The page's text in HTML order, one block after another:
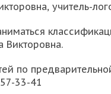
учитель-
Викторовна.
по
33-41